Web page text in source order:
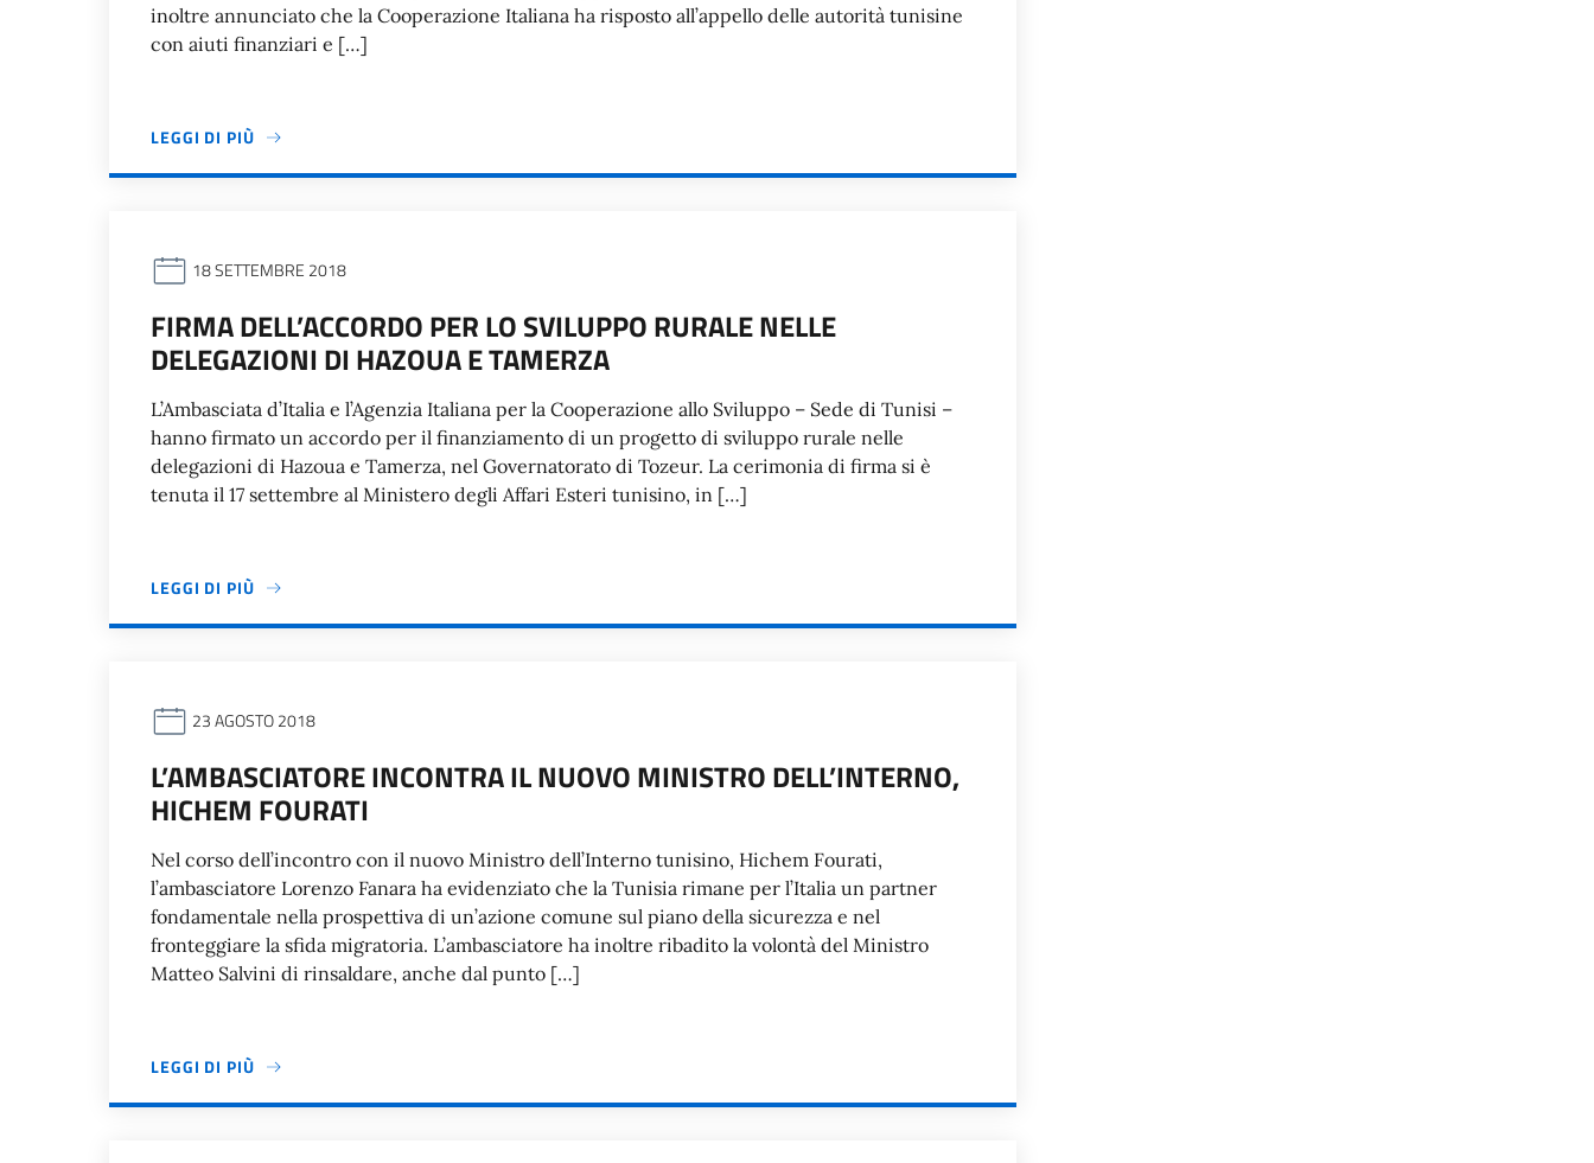
inoltre annunciato che la Cooperazione Italiana ha risposto all’appello delle autorità tunisine
con aiuti finanziari e […]
LEGGI DI PIÙ
18 SETTEMBRE 2018
FIRMA DELL’ACCORDO PER LO SVILUPPO RURALE NELLE
DELEGAZIONI DI HAZOUA E TAMERZA
L’Ambasciata d’Italia e l’Agenzia Italiana per la Cooperazione allo Sviluppo – Sede di Tunisi –
hanno firmato un accordo per il finanziamento di un progetto di sviluppo rurale nelle
delegazioni di Hazoua e Tamerza, nel Governatorato di Tozeur. La cerimonia di firma si è
tenuta il 17 settembre al Ministero degli Affari Esteri tunisino, in […]
LEGGI DI PIÙ
23 AGOSTO 2018
L’AMBASCIATORE INCONTRA IL NUOVO MINISTRO DELL’INTERNO,
HICHEM FOURATI
Nel corso dell’incontro con il nuovo Ministro dell’Interno tunisino, Hichem Fourati,
l’ambasciatore Lorenzo Fanara ha evidenziato che la Tunisia rimane per l’Italia un partner
fondamentale nella prospettiva di un’azione comune sul piano della sicurezza e nel
fronteggiare la sfida migratoria. L’ambasciatore ha inoltre ribadito la volontà del Ministro
Matteo Salvini di rinsaldare, anche dal punto […]
LEGGI DI PIÙ